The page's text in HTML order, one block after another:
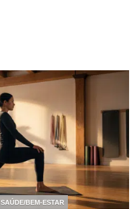
SAÚDE/BEM-ESTAR